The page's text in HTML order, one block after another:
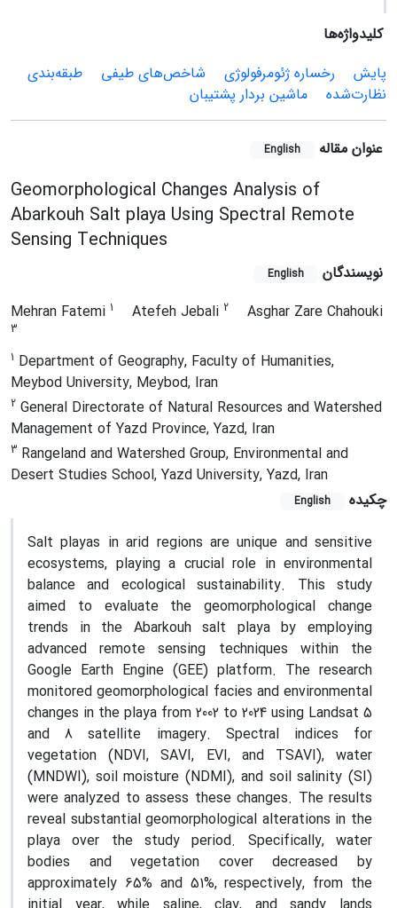
کلیدواژه‌ها
پایش
رخساره ژئومرفولوژی شاخص‌های طیفی
طبقه‌بندی
نظارت‌شده
ماشین بردار پشتیبان
عنوان مقاله English
Geomorphological Changes Analysis of
Abarkouh Salt playa Using Spectral Remote
Sensing Techniques
نویسندگان English
Mehran Fatemi 1 Atefeh Jebali 2 Asghar Zare Chahouki
3
1 Department of Geography, Faculty of Humanities,
Meybod University, Meybod, Iran
2 General Directorate of Natural Resources and Watershed
Management of Yazd Province, Yazd, Iran
3 Rangeland and Watershed Group, Environmental and
Desert Studies School, Yazd University, Yazd, Iran
چکیده
English
Salt playas in arid regions are unique and sensitive
ecosystems, playing a crucial role in environmental
balance and ecological sustainability. This study
aimed to evaluate the geomorphological change
trends in the Abarkouh salt playa by employing
advanced remote sensing techniques within the
Google Earth Engine (GEE) platform. The research
monitored geomorphological facies and environmental
changes in the playa from 2002 to 2024 using Landsat 5
and 8 satellite imagery. Spectral indices for
vegetation (NDVI, SAVI, EVI, and TSAVI), water
(MNDWI), soil moisture (NDMI), and soil salinity (SI)
were analyzed to assess these changes. The results
reveal substantial geomorphological alterations in the
playa over the study period. Specifically, water
bodies and vegetation cover decreased by
approximately 65% and 51%, respectively, from the